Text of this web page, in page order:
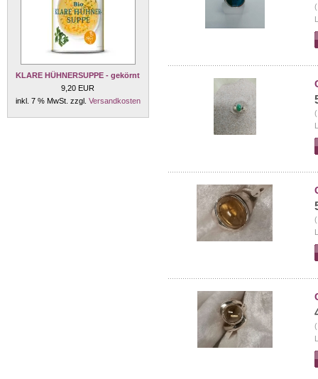
KLARE HÜHNERSUPPE - gekörnt
9,20 EUR
inkl. 7 % MwSt. zzgl. Versandkosten